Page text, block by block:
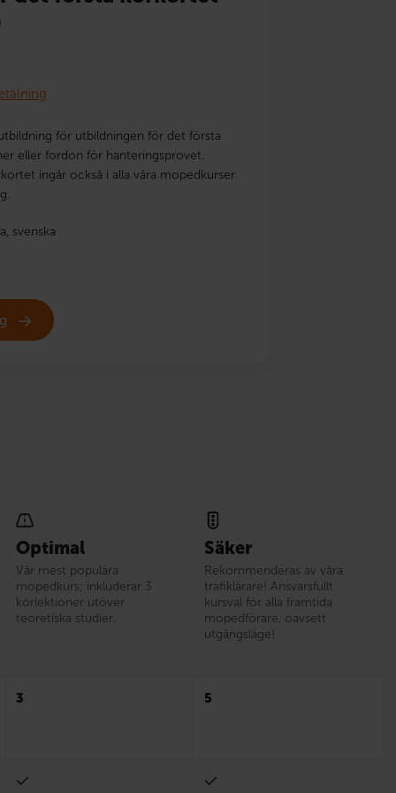
för utbildningen för det första
eller fordon för hanteringsprovet.
ingår också i alla våra mopedkurser
svenska
Optimal
Vår mest populära
mopedkurs; inkluderar 3
körlektioner utöver
teoretiska studier.
Säker
Rekommenderas av våra
trafiklärare! Ansvarsfullt
kursval för alla framtida
mopedförare, oavsett
utgångsläge!
3 5